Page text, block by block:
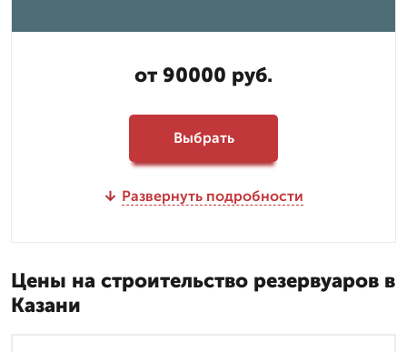
от 90000 руб.
Выбрать
Развернуть подробности
Цены на строительство резервуаров в
Казани